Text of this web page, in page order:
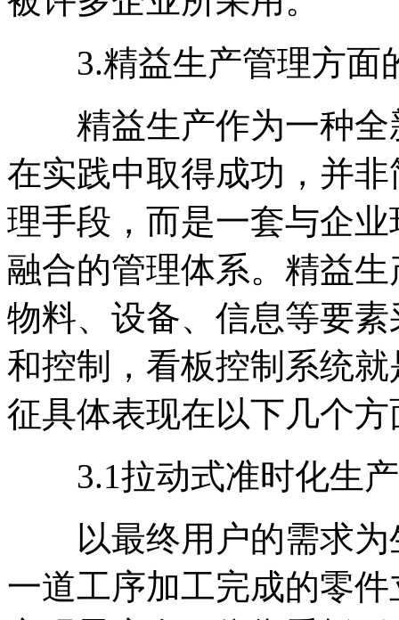
3.精益生产管理方面
精益生产作为一种全
在实践中取得成功，并
理手段，而是一套与企
融合的管理体系。精益
物料、设备、信息等要
和控制，看板控制系统
征具体表现在以下几个方
3.1拉动式准时化生产
以最终用户的需求为
一道工序加工完成的零